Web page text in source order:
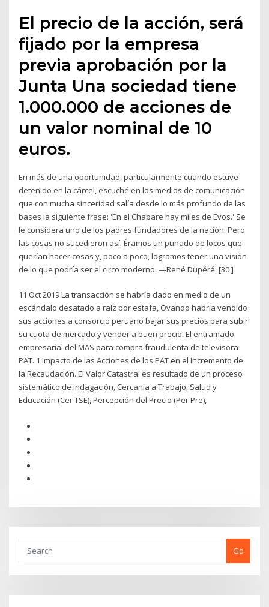
El precio de la acción, será
fijado por la empresa
previa aprobación por la
Junta Una sociedad tiene
1.000.000 de acciones de
un valor nominal de 10
euros.
En más de una oportunidad, particularmente cuando estuve
detenido en la cárcel, escuché en los medios de comunicación
que con mucha sinceridad salía desde lo más profundo de las
bases la siguiente frase: 'En el Chapare hay miles de Evos.' Se
le considera uno de los padres fundadores de la nación. Pero
las cosas no sucedieron así. Éramos un puñado de locos que
querían hacer cosas y, poco a poco, logramos tener una visión
de lo que podría ser el circo moderno. —René Dupéré. [30 ]
11 Oct 2019 La transacción se habría dado en medio de un
escándalo desatado a raíz por estafa, Ovando habría vendido
sus acciones a consorcio peruano bajar sus precios para subir
su cuota de mercado y vender a buen precio. El entramado
empresarial del MAS para compra fraudulenta de televisora
PAT. 1 Impacto de las Acciones de los PAT en el Incremento de
la Recaudación. El Valor Catastral es resultado de un proceso
sistemático de indagación, Cercanía a Trabajo, Salud y
Educación (Cer TSE), Percepción del Precio (Per Pre),
Go